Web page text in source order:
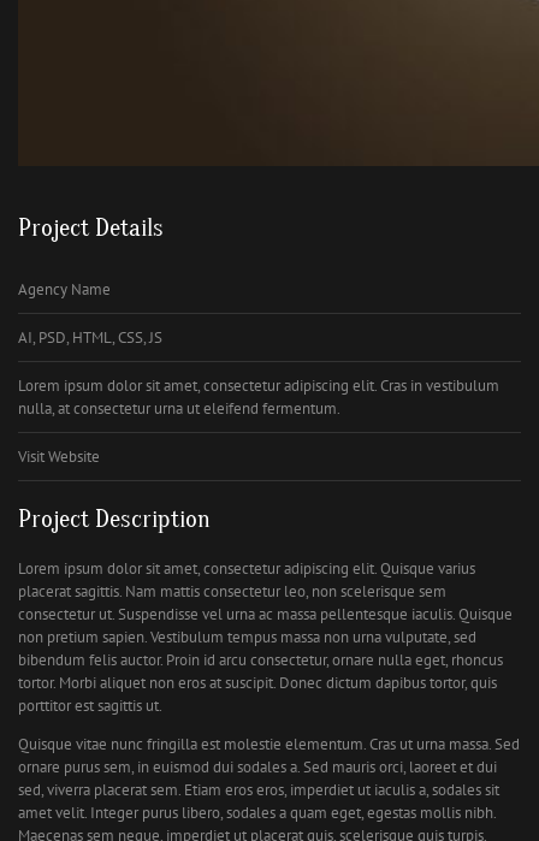
Project Details
Agency Name
AI, PSD, HTML, CSS, JS
Lorem ipsum dolor sit amet, consectetur adipiscing elit. Cras in vestibulum
nulla, at consectetur urna ut eleifend fermentum.
Visit Website
Project Description
Lorem ipsum dolor sit amet, consectetur adipiscing elit. Quisque varius
placerat sagittis. Nam mattis consectetur leo, non scelerisque sem
consectetur ut. Suspendisse vel urna ac massa pellentesque iaculis. Quisque
non pretium sapien. Vestibulum tempus massa non urna vulputate, sed
bibendum felis auctor. Proin id arcu consectetur, ornare nulla eget, rhoncus
tortor. Morbi aliquet non eros at suscipit. Donec dictum dapibus tortor, quis
porttitor est sagittis ut.
Quisque vitae nunc fringilla est molestie elementum. Cras ut urna massa. Sed
ornare purus sem, in euismod dui sodales a. Sed mauris orci, laoreet et dui
sed, viverra placerat sem. Etiam eros eros, imperdiet ut iaculis a, sodales sit
amet velit. Integer purus libero, sodales a quam eget, egestas mollis nibh.
Maecenas sem neque, imperdiet ut placerat quis, scelerisque quis turpis.